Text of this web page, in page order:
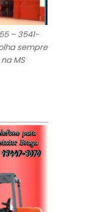
– 3541-
sempre
MS